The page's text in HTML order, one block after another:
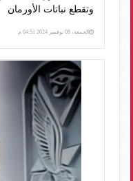
وتقطع نباتات الأورمان
الجمعة، 08 نوفمبر 2024 04:51 م